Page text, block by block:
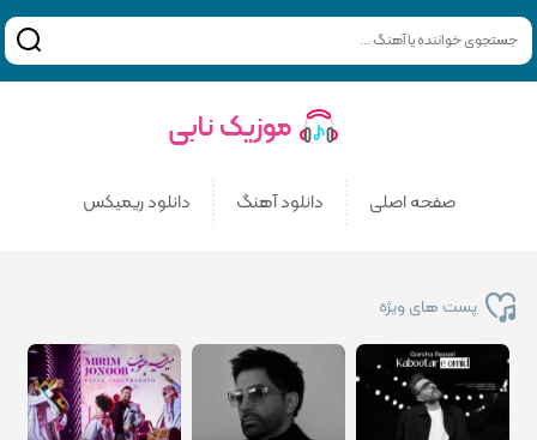
صفحه اصلی دانلود آهنگ دانلود ریمیکس
پست های ویژه